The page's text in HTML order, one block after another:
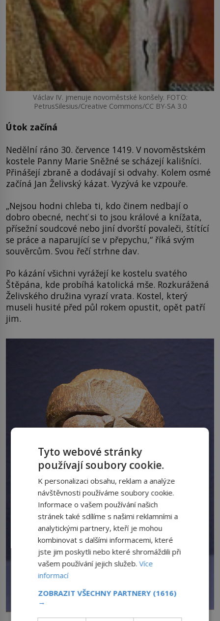
Václav IV. jmenuje novoměstské konšely. FOTO:
PetrusSilesius/Creative Commons/CC BY-SA 3.0
Útok začíná
Nedělní ráno 30. července 1419. V novoměstském
kostele Panny Marie Sněžné se scházejí kališníci.
Přinášejí zbraně a dodávají si odvahy. Kolem osmé
začíná Jan Želivský kázat. Vyzývá ke vzpouře.
„Nejsou hodni chleba ti, kdo činem nedbají o
dobro obecné, nechť si to jsou králové a knížata,
přísežní soudcové nebo jiní dvorští povaleči, štítící
se práce a naparující se v přepychu,“ říká svým
souvěrcům. Svou řečí strhne dav.
Po kázání všichni vyrážejí ke kostelu svatého
Štěpána, kde probíhá katolická mše. Rozkurážená
Želivského družina vyrazí vrata. Kostel, který
museli husité před půl rokem opustit, opět patří
jim.
Tyto webové stránky
používají soubory cookie.
K personalizaci obsahu, reklam a analýze
návštěvnosti používáme soubory cookie.
Informace o vašem používání našich
stránek také sdílíme s našimi reklamními a
analytickými partnery, kteří je mohou
kombinovat s dalšími informacemi, které
jste jim poskytli nebo které shromáždili při
vašem používání jejich služeb.Více
informací
ZOBRAZIT VŠECHNY PARTNERY (1616)
→